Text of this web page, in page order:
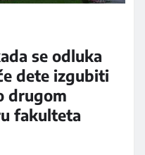
se odluka
dete izgubiti
drugom
fakulteta